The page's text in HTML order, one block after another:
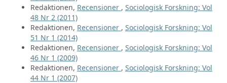
Redaktionen, Recensioner , Sociologisk Forskning: Vol
48 Nr 2 (2011)
Redaktionen, Recensioner , Sociologisk Forskning: Vol
51 Nr 1 (2014)
Redaktionen, Recensioner , Sociologisk Forskning: Vol
46 Nr 1 (2009)
Redaktionen, Recensioner , Sociologisk Forskning: Vol
44 Nr 1 (2007)